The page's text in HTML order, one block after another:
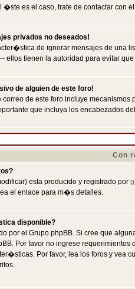
es el caso, trate de contactar con
privados no deseados!
de ignorar mensajes de una
ellos tienen la autoridad para evitar
de alguien de este foro!
correo de este foro incluye
que incluya los encabezados
Con
esta producido y registrado por
el enlace para m�s detalles.
disponible?
por el Grupo phpBB. Si cree que
Por favor no ingrese
Por favor, lea los foros y vea